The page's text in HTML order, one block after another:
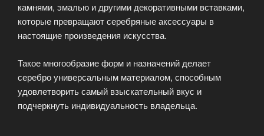
камнями, эмалью и другими декоративными вставками,
которые превращают серебряные аксессуары в
настоящие произведения искусства.
Такое многообразие форм и назначений делает
серебро универсальным материалом, способным
удовлетворить самый взыскательный вкус и
подчеркнуть индивидуальность владельца.